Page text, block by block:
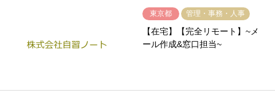
東京都 管理・事務・人事
【在宅】【完全リモート】~メ
ール作成&窓口担当~